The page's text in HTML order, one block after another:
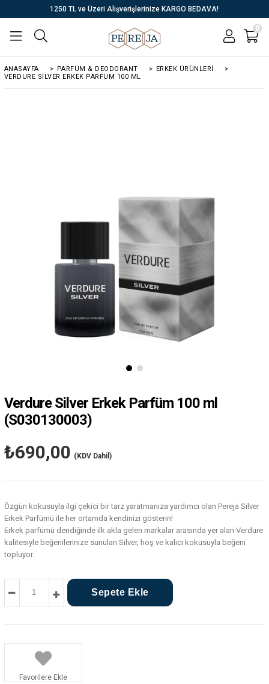
1250 TL ve Üzeri Alışverişlerinize KARGO BEDAVA!
0
ANASAYFA > PARFÜM & DEODORANT > ERKEK ÜRÜNLERİ
>
VERDURE SILVER ERKEK PARFÜM 100 ML
Verdure Silver Erkek Parfüm 100 ml
(S030130003)
₺690,00 (KDV Dahil)
Özgün kokusuyla ilgi çekici bir tarz yaratmanıza yardımcı olan Pereja Silver
Erkek Parfümü ile her ortamda kendinizi gösterin!
Erkek parfümü dendiğinde ilk akla gelen markalar arasında yer alan Verdure
kalitesiyle beğenilerinize sunulan Silver, hoş ve kalıcı kokusuyla beğeni
topluyor.
Favorilere Ekle